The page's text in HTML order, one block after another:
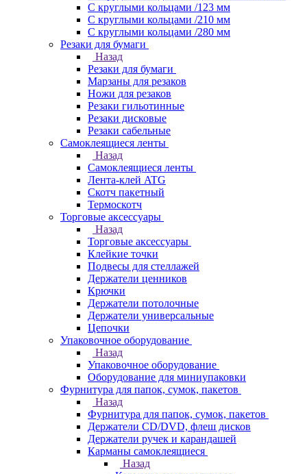
С круглыми кольцами /123 мм
С круглыми кольцами /210 мм
С круглыми кольцами /280 мм
Резаки для бумаги
Назад
Резаки для бумаги
Марзаны для резаков
Ножи для резаков
Резаки гильотинные
Резаки дисковые
Резаки сабельные
Самоклеящиеся ленты
Назад
Самоклеящиеся ленты
Лента-клей ATG
Скотч пакетный
Термоскотч
Торговые аксессуары
Назад
Торговые аксессуары
Клейкие точки
Подвесы для стеллажей
Держатели ценников
Крючки
Держатели потолочные
Держатели универсальные
Цепочки
Упаковочное оборудование
Назад
Упаковочное оборудование
Оборудование для миниупаковки
Фурнитура для папок, сумок, пакетов
Назад
Фурнитура для папок, сумок, пакетов
Держатели CD/DVD, флеш дисков
Держатели ручек и карандашей
Карманы самоклеящиеся
Назад